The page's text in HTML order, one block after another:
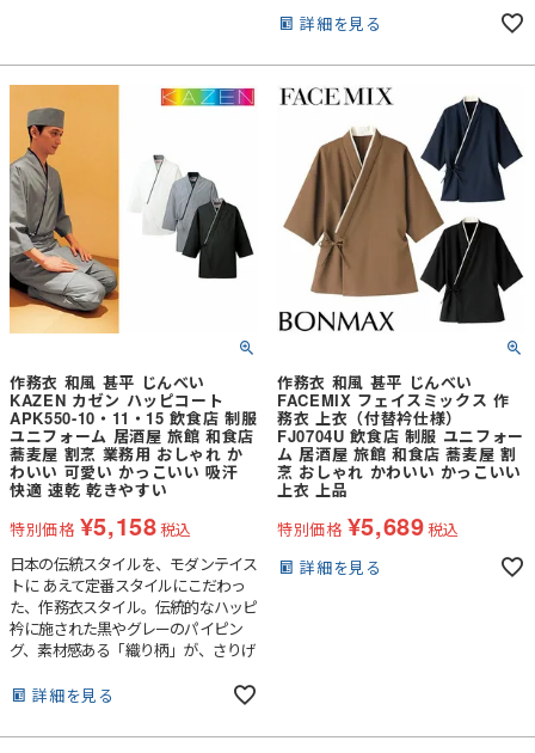
め）。配色入りのボタンホールもおし
詳細を見る
作務衣 和風 甚平 じんべい
KAZEN カゼン ハッピコート
APK550-10・11・15 飲食店 制服
ユニフォーム 居酒屋 旅館 和食店
蕎麦屋 割烹 業務用 おしゃれ か
わいい 可愛い かっこいい 吸汗
快適 速乾 乾きやすい
特別価格 ¥5,158税込
日本の伝統スタイルを、モダンテイス
トに あえて定番スタイルにこだわっ
た、作務衣スタイル。伝統的なハッピ
衿に施された黒やグレーのパイピン
グ、素材感ある「織り柄」が、さりげ
す。詳細を見る
作務衣 和風 甚平 じんべい
FACEMIX フェイスミックス 作
務衣 上衣（付替衿仕様）
FJ0704U 飲食店 制服 ユニフォー
ム 居酒屋 旅館 和食店 蕎麦屋 割
烹 おしゃれ かわいい かっこいい
上衣 上品
特別価格 ¥5,689税込
詳細を見る